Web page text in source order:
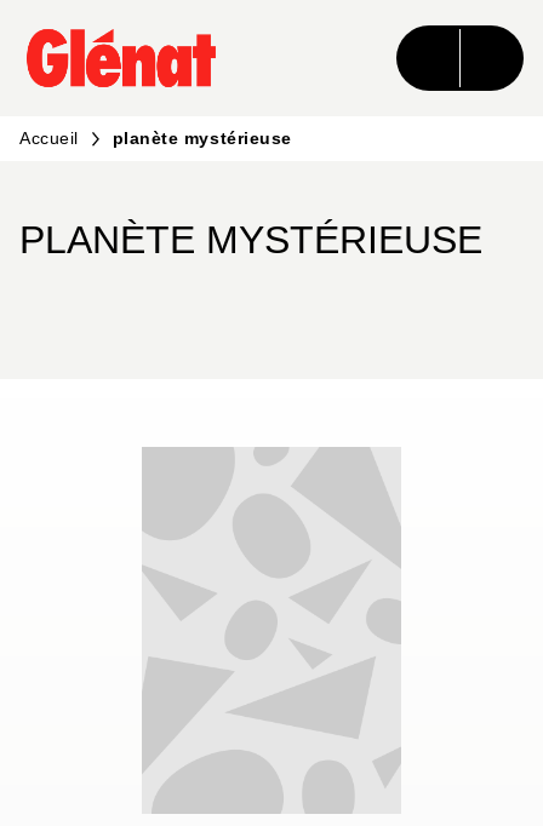
MENU RECHERCHE CONTENU
PIED DE PAGE
Accueil planète mystérieuse
PLANÈTE MYSTÉRIEUSE